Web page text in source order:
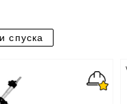
спуска